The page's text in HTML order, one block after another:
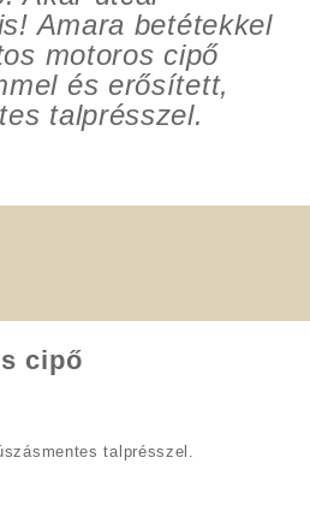
Amara betétekkel
motoros cipő
és erősített,
talprésszel.
cipő
talprésszel.